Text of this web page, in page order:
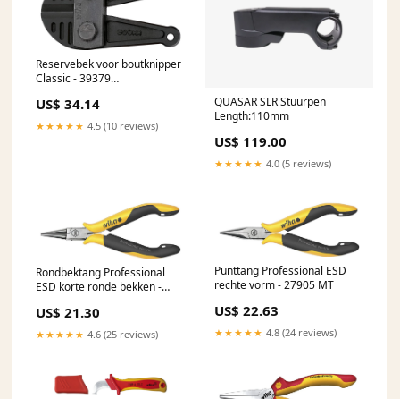
Reservebek voor boutknipper
Classic - 39379
US$ 34.14
★★★★★ 4.5 (10 reviews)
QUASAR SLR Stuurpen
Length:110mm
US$ 119.00
★★★★★ 4.0 (5 reviews)
Rondbektang Professional
ESD korte ronde bekken -
US$ 21.30
★★★★★ 4.6 (25 reviews)
Punttang Professional ESD
rechte vorm - 27905 MT
US$ 22.63
★★★★★ 4.8 (24 reviews)